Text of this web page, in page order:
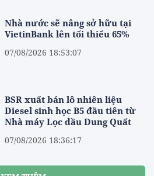
Nhà nước sẽ nâng sở hữu tại
VietinBank lên tối thiểu 65%
07/08/2026 18:53:07
BSR xuất bán lô nhiên liệu
Diesel sinh học B5 đầu tiên từ
Nhà máy Lọc dầu Dung Quất
07/08/2026 18:36:17